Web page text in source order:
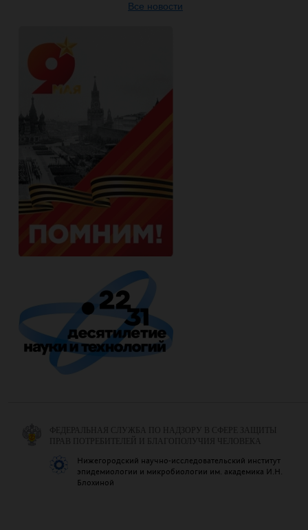
Все новости
ФЕДЕРАЛЬНАЯ СЛУЖБА ПО НАДЗОРУ В СФЕРЕ ЗАЩИТЫ
ПРАВ ПОТРЕБИТЕЛЕЙ И БЛАГОПОЛУЧИЯ ЧЕЛОВЕКА
Нижегородский научно-исследовательский институт
эпидемиологии и микробиологии им. академика И.Н.
Блохиной